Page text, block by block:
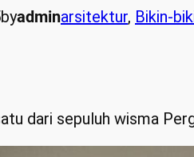
byadminarsitektur, Bikin-
dari sepuluh wisma